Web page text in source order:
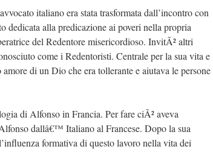
italiano era stata trasformata dall’incontro con
dedicata alla predicazione ai poveri nella propria
del Redentore misericordioso. InvitÃ² altri
come i Redentoristi. Centrale per la sua vita e
di un Dio che era tollerante e aiutava le persone
di Alfonso in Francia. Per fare ciÃ² aveva
dallâ€™ Italiano al Francese. Dopo la sua
formativa di questo lavoro nella vita dei